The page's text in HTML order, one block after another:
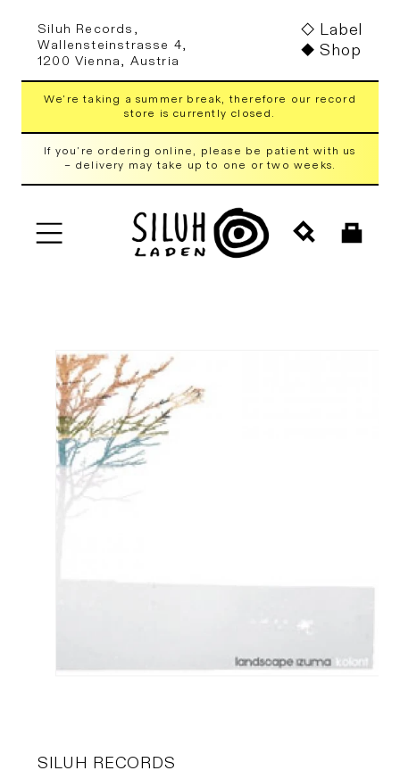
content
Siluh Records,
Wallensteinstrasse 4,
1200 Vienna, Austria
Label
Shop
We're taking a summer break, therefore our record
store is currently closed.
If you're ordering online, please be patient with us
– delivery may take up to one or two weeks.
Cart
Skip to
product
information
SILUH RECORDS